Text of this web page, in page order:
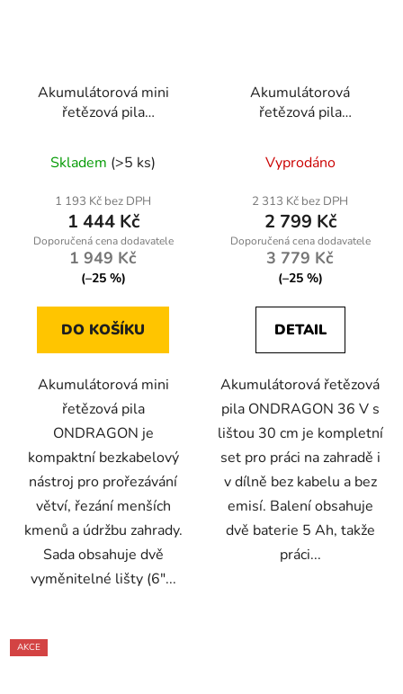
Akumulátorová mini
řetězová pila
mazání řetězu | 2×
bateriehodnocení
produktu
je
5,0
z
hvězdiček.
Skladem (>5 ks)
1 193 Kč bez DPH
1 444 Kč
1 949 Kč
(–25 %)
DO KOŠÍKU
Akumulátorová mini
řetězová pila
ONDRAGON je
kompaktní bezkabelový
nástroj pro prořezávání
větví, řezání menších
kmenů a údržbu zahrady.
Sada obsahuje dvě
vyměnitelné lišty (6"...
Akumulátorová
řetězová pila
lišta 30 cm, 2× 5 Ah,
LCD displej, kufr
hodnocení
produktu
je
5,0
z
Vyprodáno
2 313 Kč bez DPH
2 799 Kč
3 779 Kč
(–25 %)
DETAIL
Akumulátorová řetězová
pila ONDRAGON 36 V s
lištou 30 cm je kompletní
set pro práci na zahradě i
v dílně bez kabelu a bez
emisí. Balení obsahuje
dvě baterie 5 Ah, takže
práci...
AKCE